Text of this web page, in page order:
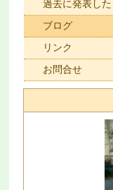
過去に発表し
ブログ
リンク
お問合せ